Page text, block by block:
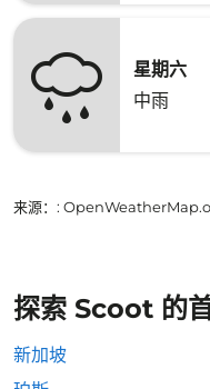
星期六
中雨
来源： :
探索 Scoot 的
新加坡